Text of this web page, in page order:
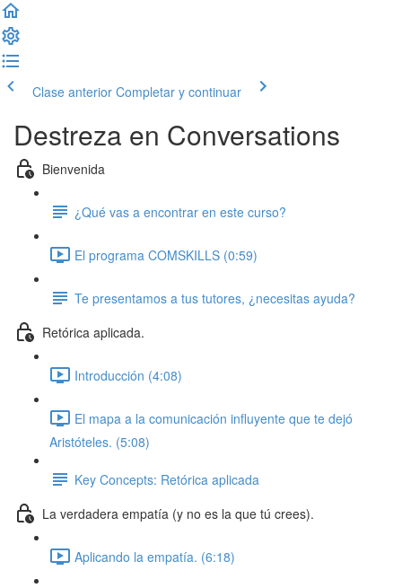
Clase anterior Completar y continuar
Destreza en Conversations
Bienvenida
¿Qué vas a encontrar en este curso?
El programa COMSKILLS (0:59)
Te presentamos a tus tutores, ¿necesitas ayuda?
Retórica aplicada.
Introducción (4:08)
El mapa a la comunicación influyente que te dejó
Aristóteles. (5:08)
Key Concepts: Retórica aplicada
La verdadera empatía (y no es la que tú crees).
Aplicando la empatía. (6:18)